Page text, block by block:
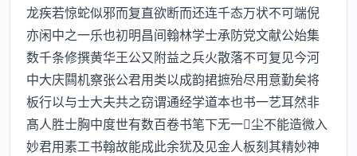
龙疾若惊蛇似邪而复直欲断而还连千态万状不可端倪
亦闲中之一乐也初明昌间翰林学士承防党文献公始集
数千条修撰黄华王公又附益之兵火散落不可复见今河
中大庆闗机察张公君用类以成韵捃摭殆尽用意勤矣将
板行以与士大夫共之窃谓通经学道本也书一艺耳然非
髙人胜士胸中度世有数百卷书笔下无一尘不能造微入
妙君用素工书翰故能成此余犹及见金人板刻其精妙神